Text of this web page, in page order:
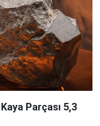
Parçası 5,3